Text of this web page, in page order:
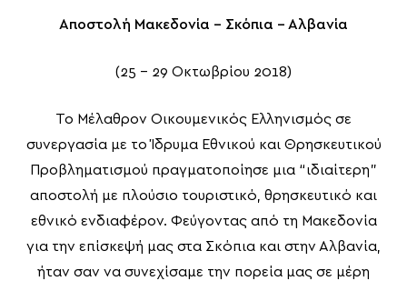
Αποστολή Μακεδονία – Σκόπια – Αλβανία
(25 – 29 Οκτωβρίου 2018)
Το Μέλαθρον Οικουμενικός Ελληνισμός σε
συνεργασία με το Ίδρυμα Εθνικού και Θρησκευτικού
Προβληματισμού πραγματοποίησε μια “ιδιαίτερη”
αποστολή με πλούσιο τουριστικό, θρησκευτικό και
εθνικό ενδιαφέρον. Φεύγοντας από τη Μακεδονία
για την επίσκεψή μας στα Σκόπια και στην Αλβανία,
ήταν σαν να συνεχίσαμε την πορεία μας σε μέρη